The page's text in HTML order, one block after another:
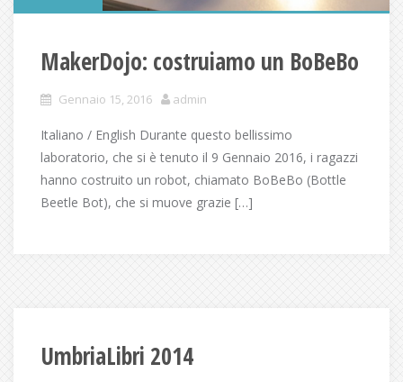
MakerDojo: costruiamo un BoBeBo
Gennaio 15, 2016 admin
Italiano / English Durante questo bellissimo
laboratorio, che si è tenuto il 9 Gennaio 2016, i ragazzi
hanno costruito un robot, chiamato BoBeBo (Bottle
Beetle Bot), che si muove grazie […]
UmbriaLibri 2014